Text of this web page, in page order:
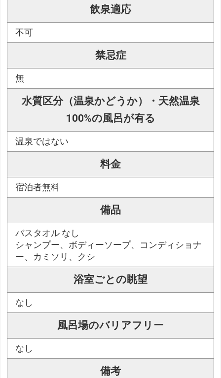
飲泉適応
不可
禁忌症
無
水質区分（温泉かどうか）・天然温泉
100%の風呂が有る
温泉ではない
料金
宿泊者無料
備品
バスタオル なし
シャンプー、ボディーソープ、コンディショナ
ー、カミソリ、クシ
浴室ごとの眺望
なし
風呂場のバリアフリー
なし
備考